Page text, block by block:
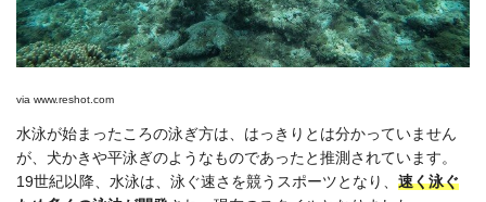
via www.reshot.com
水泳が始まったころの泳ぎ方は、はっきりとは分かっていません
が、犬かきや平泳ぎのようなものであったと推測されています。
19世紀以降、水泳は、泳ぐ速さを競うスポーツとなり、 速く泳ぐ